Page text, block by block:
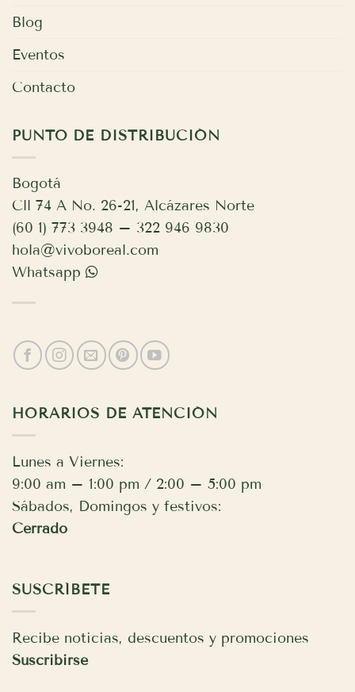
Blog
Eventos
Contacto
PUNTO DE DISTRIBUCIÓN
Bogotá
Cll 74 A No. 26-21, Alcázares Norte
(60 1) 773 3948 – 322 946 9830
hola@vivoboreal.com
Whatsapp
HORARIOS DE ATENCIÓN
Lunes a Viernes:
9:00 am – 1:00 pm / 2:00 – 5:00 pm
Sábados, Domingos y festivos:
Cerrado
SUSCRÍBETE
Recibe noticias, descuentos y promociones
Suscribirse